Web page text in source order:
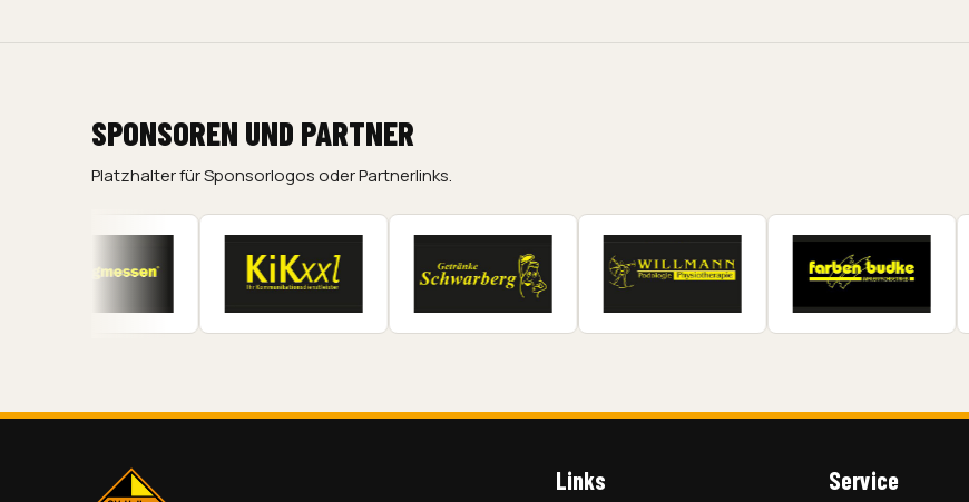
SPONSOREN UND PARTNER
Platzhalter für Sponsorlogos oder Partnerlinks.
Links Service